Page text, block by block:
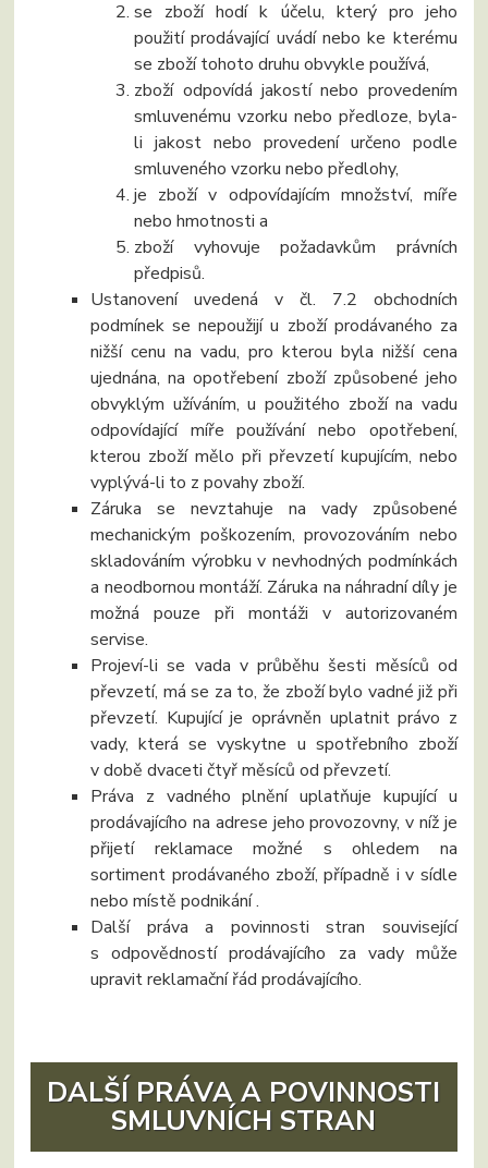
se zboží hodí k účelu, který pro jeho
použití prodávající uvádí nebo ke kterému
se zboží tohoto druhu obvykle používá,
zboží odpovídá jakostí nebo provedením
smluvenému vzorku nebo předloze, byla-
li jakost nebo provedení určeno podle
smluveného vzorku nebo předlohy,
je zboží v odpovídajícím množství, míře
nebo hmotnosti a
zboží vyhovuje požadavkům právních
předpisů.
Ustanovení uvedená v čl. 7.2 obchodních
podmínek se nepoužijí u zboží prodávaného za
nižší cenu na vadu, pro kterou byla nižší cena
ujednána, na opotřebení zboží způsobené jeho
obvyklým užíváním, u použitého zboží na vadu
odpovídající míře používání nebo opotřebení,
kterou zboží mělo při převzetí kupujícím, nebo
vyplývá-li to z povahy zboží.
Záruka se nevztahuje na vady způsobené
mechanickým poškozením, provozováním nebo
skladováním výrobku v nevhodných podmínkách
a neodbornou montáží. Záruka na náhradní díly je
možná pouze při montáži v autorizovaném
servise.
Projeví-li se vada v průběhu šesti měsíců od
převzetí, má se za to, že zboží bylo vadné již při
převzetí. Kupující je oprávněn uplatnit právo z
vady, která se vyskytne u spotřebního zboží
v době dvaceti čtyř měsíců od převzetí.
Práva z vadného plnění uplatňuje kupující u
prodávajícího na adrese jeho provozovny, v níž je
přijetí reklamace možné s ohledem na
sortiment prodávaného zboží, případně i v sídle
nebo místě podnikání .
Další práva a povinnosti stran související
s odpovědností prodávajícího za vady může
upravit reklamační řád prodávajícího.
DALŠÍ PRÁVA A POVINNOSTI
SMLUVNÍCH STRAN